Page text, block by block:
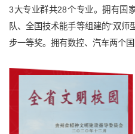
3大专业群共28个专业。拥有国
队、全国技术能手等组建的“双师
步一等奖。拥有数控、汽车两个国